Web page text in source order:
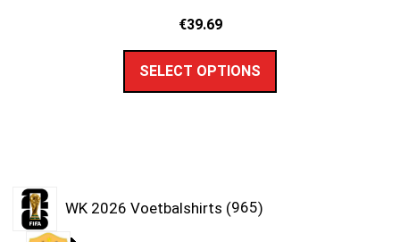
€39.69
SELECT OPTIONS
WK 2026 Voetbalshirts 965